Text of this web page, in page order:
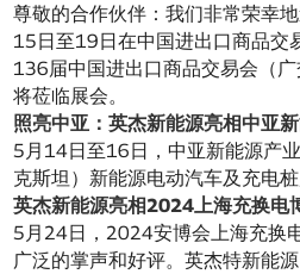
尊敬的合作伙伴：我们非常荣幸
15日至19日在中国进出口商品交
136届中国进出口商品交易会（
将莅临展会。
照亮中亚：英杰新能源亮相中亚
5月14日至16日，中亚新能源产
克斯坦）新能源电动汽车及充电桩
英杰新能源亮相2024上海充换电
5月24日，2024安博会上海充换
广泛的掌声和好评。英杰特新能